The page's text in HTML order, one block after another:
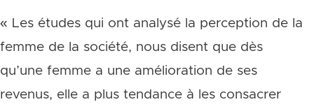
« Les études qui ont analysé la perception de la
femme de la société, nous disent que dès
qu’une femme a une amélioration de ses
revenus, elle a plus tendance à les consacrer